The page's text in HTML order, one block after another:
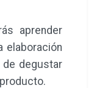
aprender
elaboración
de degustar